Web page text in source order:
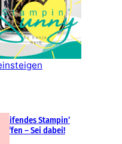
Stampin‘
– Sei dabei!